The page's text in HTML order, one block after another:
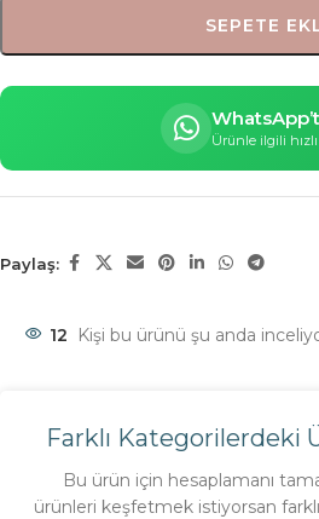
SEPETE
Ürünle ilgili
Paylaş:
12 Kişi bu ürünü şu anda
Farklı Kategorilerdeki
Bu ürün için hesaplamanı
ürünleri keşfetmek istiyorsan